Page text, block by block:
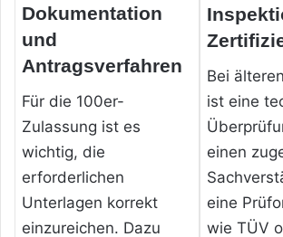
Dokumentation
und
Antragsverfahren
Für die 100er-
Zulassung ist es
wichtig, die
erforderlichen
Unterlagen korrekt
einzureichen. Dazu
Bei
ist eine
einen
eine
wie TÜV